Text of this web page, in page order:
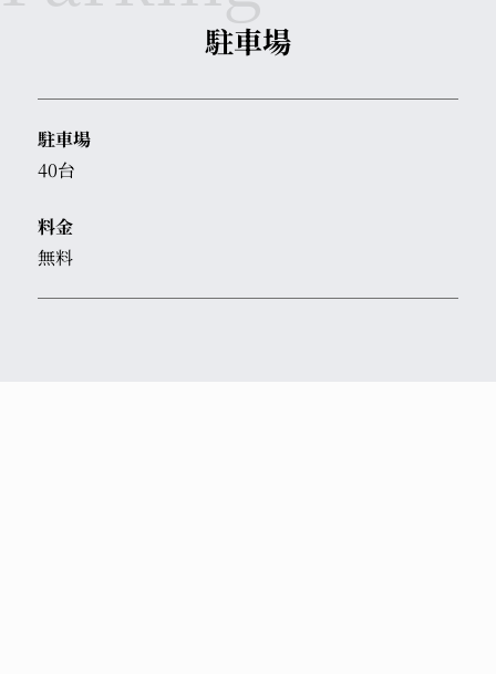
駐車場
駐車場
40台
料金
無料